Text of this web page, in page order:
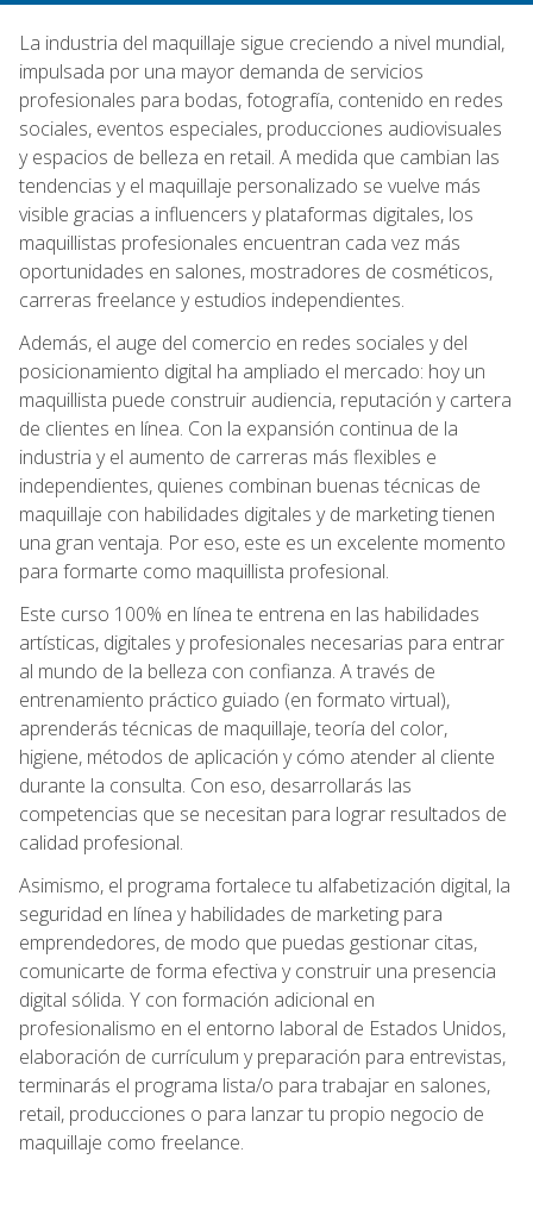
La industria del maquillaje sigue creciendo a nivel mundial,
impulsada por una mayor demanda de servicios
profesionales para bodas, fotografía, contenido en redes
sociales, eventos especiales, producciones audiovisuales
y espacios de belleza en retail. A medida que cambian las
tendencias y el maquillaje personalizado se vuelve más
visible gracias a influencers y plataformas digitales, los
maquillistas profesionales encuentran cada vez más
oportunidades en salones, mostradores de cosméticos,
carreras freelance y estudios independientes.
Además, el auge del comercio en redes sociales y del
posicionamiento digital ha ampliado el mercado: hoy un
maquillista puede construir audiencia, reputación y cartera
de clientes en línea. Con la expansión continua de la
industria y el aumento de carreras más flexibles e
independientes, quienes combinan buenas técnicas de
maquillaje con habilidades digitales y de marketing tienen
una gran ventaja. Por eso, este es un excelente momento
para formarte como maquillista profesional.
Este curso 100% en línea te entrena en las habilidades
artísticas, digitales y profesionales necesarias para entrar
al mundo de la belleza con confianza. A través de
entrenamiento práctico guiado (en formato virtual),
aprenderás técnicas de maquillaje, teoría del color,
higiene, métodos de aplicación y cómo atender al cliente
durante la consulta. Con eso, desarrollarás las
competencias que se necesitan para lograr resultados de
calidad profesional.
Asimismo, el programa fortalece tu alfabetización digital, la
seguridad en línea y habilidades de marketing para
emprendedores, de modo que puedas gestionar citas,
comunicarte de forma efectiva y construir una presencia
digital sólida. Y con formación adicional en
profesionalismo en el entorno laboral de Estados Unidos,
elaboración de currículum y preparación para entrevistas,
terminarás el programa lista/o para trabajar en salones,
retail, producciones o para lanzar tu propio negocio de
maquillaje como freelance.